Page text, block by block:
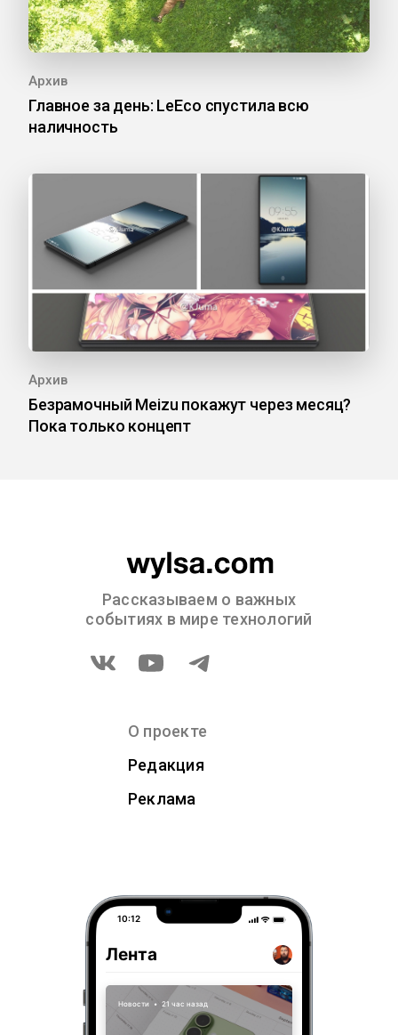
Архив
Главное за день: LeEco спустила всю
наличность
Архив
Безрамочный Meizu покажут через месяц?
Пока только концепт
Рассказываем о важных
событиях в мире технологий
О проекте
Редакция
Реклама
10:12
Лента
Новости • 21 час назад